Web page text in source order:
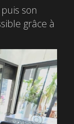
son
grâce à